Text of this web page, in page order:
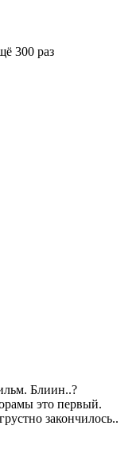
300 раз
Блиин..?
это первый.
закончилось..